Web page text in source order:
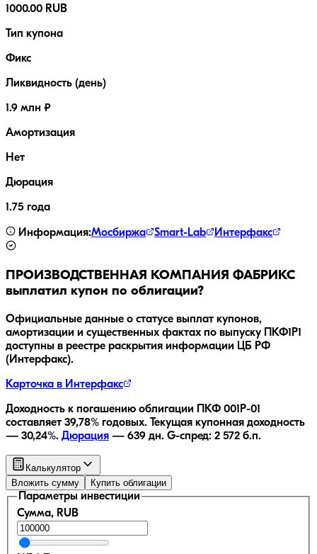
1000.00 RUB
Тип купона
Фикс
Ликвидность (день)
1.9 млн ₽
Амортизация
Нет
Дюрация
1.75 года
Информация:Мосбиржа Smart-Lab Интерфакс
ПРОИЗВОДСТВЕННАЯ КОМПАНИЯ ФАБРИКС
выплатил купон по облигации?
Официальные данные о статусе выплат купонов,
амортизации и существенных фактах по выпуску ПКФ1Р1
доступны в реестре раскрытия информации ЦБ РФ
(Интерфакс).
Карточка в Интерфакс
Доходность к погашению облигации ПКФ 001Р-01
составляет 39,78% годовых. Текущая купонная доходность
— 30,24%. Дюрация — 639 дн. G-спред: 2 572 б.п.
Калькулятор
Вложить сумму
Купить облигации
Параметры инвестиции
Сумма, RUB